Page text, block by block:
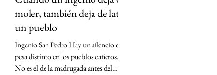
moler, también deja de latir
un pueblo
Ingenio San Pedro Hay un silencio que
pesa distinto en los pueblos cañeros.
No es el de la madrugada antes del